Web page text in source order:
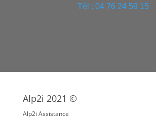
Tél : 04 76 24 59 15
Alp2i 2021 ©
Alp2i Assistance